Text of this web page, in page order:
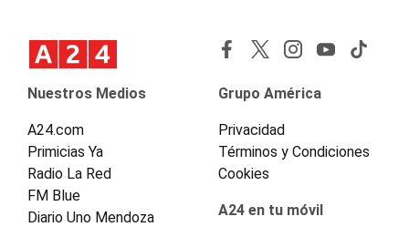
Nuestros Medios
A24.com
Primicias Ya
Radio La Red
FM Blue
Diario Uno Mendoza
Grupo América
Privacidad
Términos y Condiciones
Cookies
A24 en tu móvil